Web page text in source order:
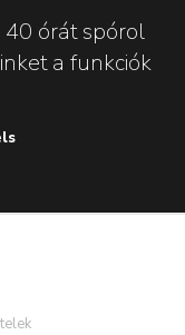
órát spórol
a funkciók